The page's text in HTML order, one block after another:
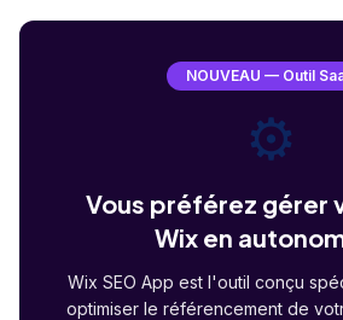
NOUVEAU — Outil
⚙️
Vous préférez gérer
Wix en
Wix SEO App est l'outil conçu
optimiser le référencement de